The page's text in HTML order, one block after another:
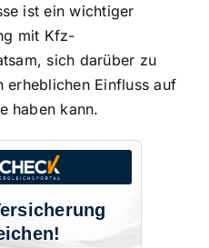
ist ein wichtiger
mit Kfz-
sich darüber zu
erheblichen Einfluss auf
haben kann.